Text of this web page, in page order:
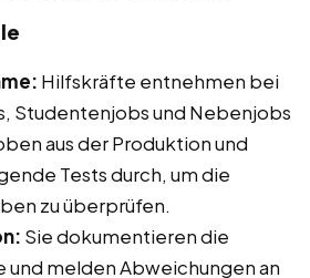
Hilfskräfte entnehmen bei
Studentenjobs und Nebenjobs
aus der Produktion und
Tests durch, um die
zu überprüfen.
Sie dokumentieren die
und melden Abweichungen an